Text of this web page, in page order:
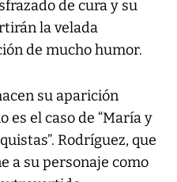
de cura y su
la velada
de mucho humor.
su aparición
es el caso de “María y
Rodríguez, que
a su personaje como